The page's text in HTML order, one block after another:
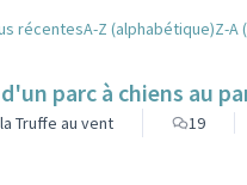
récentesA-Z (alphabétique)Z-A
parc à chiens au
Truffe au vent 19